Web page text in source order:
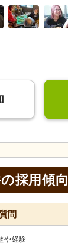
採用傾向
問
や経験